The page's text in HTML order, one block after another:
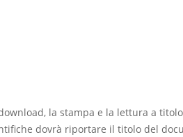
la stampa e la lettura a
dovrà riportare il titolo del